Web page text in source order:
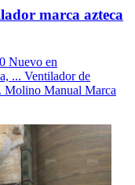
marca azteca
Nuevo en
... Ventilador de
Molino Manual Marca